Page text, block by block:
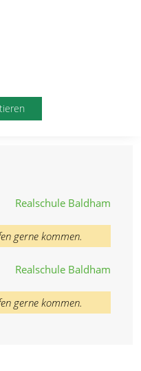
Realschule Baldham
gerne kommen.
Realschule Baldham
gerne kommen.